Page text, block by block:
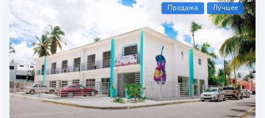
Продажа Лучшее